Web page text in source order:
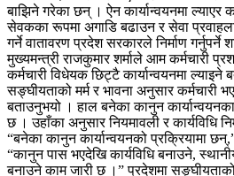
बाझिने गरेका छन् । ऐन कार्यान्वयनमा ल्याएर
सेवकका रूपमा अगाडि बढाउन र सेवा
गर्ने वातावरण प्रदेश सरकारले निर्माण
मुख्यमन्त्री राजकुमार शर्माले आम कर्मचारी
कर्मचारी विधेयक छिट्टै कार्यान्वयनमा
सङ्घीयताको मर्म र भावना अनुसार कर्मचारी
बताउनुभयो । हाल बनेका कानुन
छ । उहाँका अनुसार नियमावली र कार्यविधि
“बनेका कानुन कार्यान्वयनको प्रक्रियामा
“कानुन पास भएदेखि कार्यविधि बनाउने,
बनाउने काम जारी छ ।” प्रदेशमा